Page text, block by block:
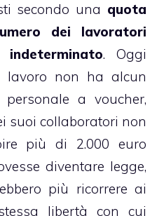
secondo una quota
dei lavoratori
. Oggi
lavoro non ha alcun
a voucher,
suoi collaboratori non
più di 2.000 euro
diventare legge,
più ricorrere ai
libertà con cui